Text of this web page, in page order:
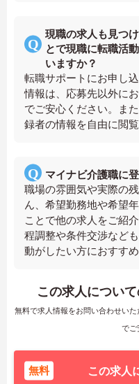
現職の求人も見つ
とで現職に転職活
いますか？
転職サポートにお申し
情報は、応募先以外に
でご安心ください。ま
録者の情報を自由に閲
マイナビ介護職に
職場の雰囲気や実際の
ん、希望勤務地や希望
ことで他の求人をご紹
程調整や条件交渉など
動がしたい方におすすめ
この求人につい
無料で求人情報をお問い合わせい
でご
無料 この求人